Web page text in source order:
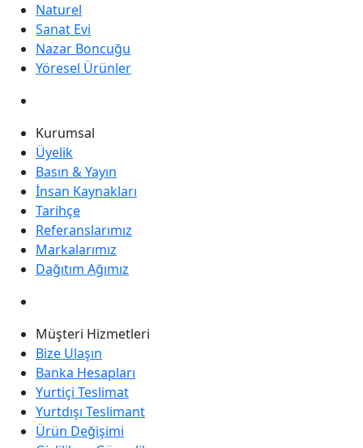
Naturel
Sanat Evi
Nazar Boncuğu
Yöresel Ürünler
Kurumsal
Üyelik
Basın & Yayın
İnsan Kaynakları
Tarihçe
Referanslarımız
Markalarımız
Dağıtım Ağımız
Müşteri Hizmetleri
Bize Ulaşın
Banka Hesapları
Yurtiçi Teslimat
Yurtdışı Teslimant
Ürün Değişimi